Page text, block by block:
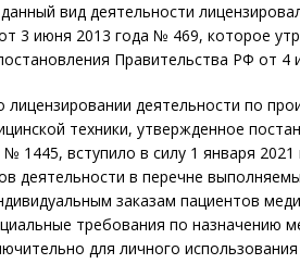
вид деятельности
3 июня 2013 года № 469, которое
Правительства РФ от
деятельности по
техники, утвержденное
1445, вступило в силу 1 января
деятельности в перечне
заказам пациентов
требования по назначению
для личного